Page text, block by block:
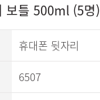
보틀 500ml (5명)
휴대폰 뒷자리
6507